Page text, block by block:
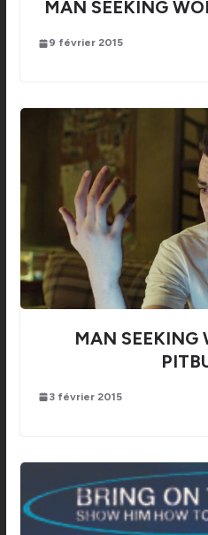
MAN SEEKING
9 février 2015
MAN SEEKING
3 février 2015